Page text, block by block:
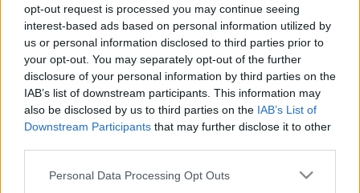
opt-out request is processed you may continue seeing
interest-based ads based on personal information utilized by
us or personal information disclosed to third parties prior to
your opt-out. You may separately opt-out of the further
disclosure of your personal information by third parties on the
IAB’s list of downstream participants. This information may
also be disclosed by us to third parties on the IAB’s List of
Downstream Participants that may further disclose it to other
Personal Data Processing Opt Outs
Filtro per data
Non è stato trovato nessun articolo.
Vai al sito in modalità classica
Registrati Redazione Invia notizia Feed RSS Facebook